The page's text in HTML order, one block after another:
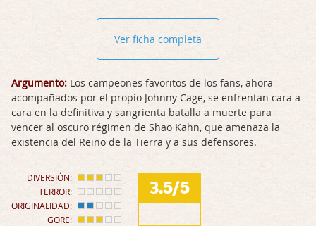
Ver ficha completa
Argumento: Los campeones favoritos de los fans, ahora
acompañados por el propio Johnny Cage, se enfrentan cara a
cara en la definitiva y sangrienta batalla a muerte para
vencer al oscuro régimen de Shao Kahn, que amenaza la
existencia del Reino de la Tierra y a sus defensores.
DIVERSIÓN:
TERROR:
ORIGINALIDAD:
GORE:
3.5/5